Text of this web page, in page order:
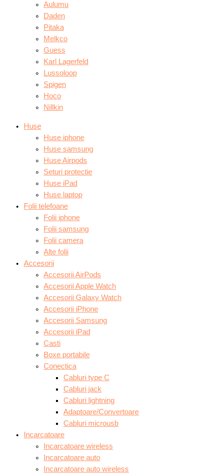
Aulumu
Daden
Pitaka
Melkco
Guess
Karl Lagerfeld
Lussoloop
Spigen
Hoco
Nillkin
Huse
Huse iphone
Huse samsung
Huse Airpods
Seturi protectie
Huse iPad
Huse laptop
Folii telefoane
Folii iphone
Folii samsung
Folii camera
Alte folii
Accesorii
Accesorii AirPods
Accesorii Apple Watch
Accesorii Galaxy Watch
Accesorii iPhone
Accesorii Samsung
Accesorii iPad
Casti
Boxe portabile
Conectica
Cabluri type C
Cabluri jack
Cabluri lightning
Adaptoare/Convertoare
Cabluri microusb
Incarcatoare
Incarcatoare wireless
Incarcatoare auto
Incarcatoare auto wireless